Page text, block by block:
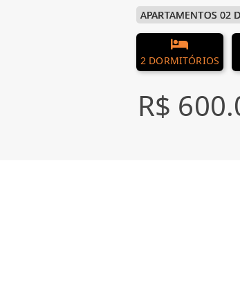
APARTAMENTOS 02
2 DORMITÓRIOS
R$